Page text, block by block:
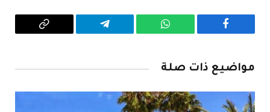
فيسبوك واتساب تيلقرام
Copy
مواضيع ذات صلة